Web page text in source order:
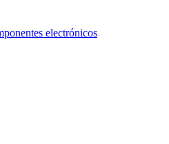
electrónicos